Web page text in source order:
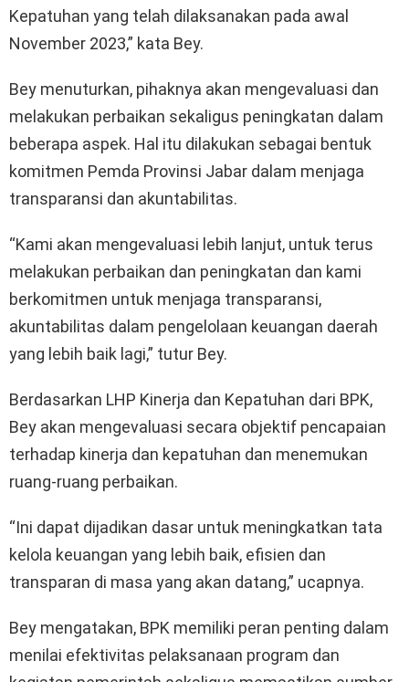
Kepatuhan yang telah dilaksanakan pada awal
November 2023,” kata Bey.
Bey menuturkan, pihaknya akan mengevaluasi dan
melakukan perbaikan sekaligus peningkatan dalam
beberapa aspek. Hal itu dilakukan sebagai bentuk
komitmen Pemda Provinsi Jabar dalam menjaga
transparansi dan akuntabilitas.
“Kami akan mengevaluasi lebih lanjut, untuk terus
melakukan perbaikan dan peningkatan dan kami
berkomitmen untuk menjaga transparansi,
akuntabilitas dalam pengelolaan keuangan daerah
yang lebih baik lagi,” tutur Bey.
Berdasarkan LHP Kinerja dan Kepatuhan dari BPK,
Bey akan mengevaluasi secara objektif pencapaian
terhadap kinerja dan kepatuhan dan menemukan
ruang-ruang perbaikan.
“Ini dapat dijadikan dasar untuk meningkatkan tata
kelola keuangan yang lebih baik, efisien dan
transparan di masa yang akan datang,” ucapnya.
Bey mengatakan, BPK memiliki peran penting dalam
menilai efektivitas pelaksanaan program dan